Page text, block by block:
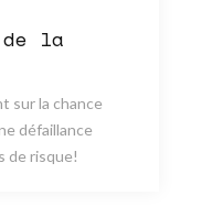
de la
sur la chance
défaillance
de risque!